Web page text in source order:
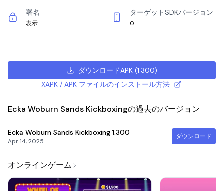
署名
表示
ターゲットSDKバージョン
0
ダウンロードAPK(1.300)
XAPK / APK ファイルのインストール方法
Ecka Woburn Sands Kickboxingの過去のバージョン
Ecka Woburn Sands Kickboxing 1.300
Apr 14, 2025
ダウンロード
オンラインゲーム